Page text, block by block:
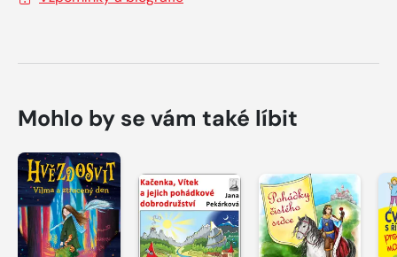
Mohlo by se vám také líbit